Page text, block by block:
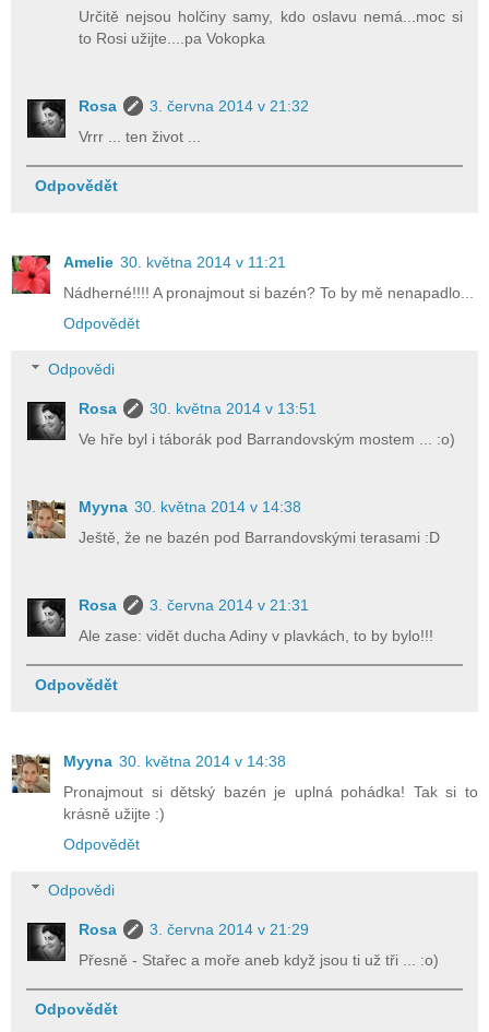
Určitě nejsou holčiny samy, kdo oslavu nemá...moc si
to Rosi užijte....pa Vokopka
Rosa
3. června 2014 v 21:32
Vrrr ... ten život ...
Odpovědět
Amelie 30. května 2014 v 11:21
Nádherné!!!! A pronajmout si bazén? To by mě nenapadlo...
Odpovědět
Odpovědi
Rosa
30. května 2014 v 13:51
Ve hře byl i táborák pod Barrandovským mostem ... :o)
Myyna 30. května 2014 v 14:38
Ještě, že ne bazén pod Barrandovskými terasami :D
Rosa
3. června 2014 v 21:31
Ale zase: vidět ducha Adiny v plavkách, to by bylo!!!
Odpovědět
Myyna 30. května 2014 v 14:38
Pronajmout si dětský bazén je uplná pohádka! Tak si to
krásně užijte :)
Odpovědět
Odpovědi
Rosa
3. června 2014 v 21:29
Přesně - Stařec a moře aneb když jsou ti už tři ... :o)
Odpovědět